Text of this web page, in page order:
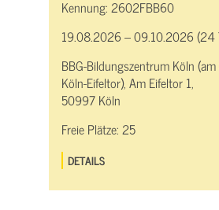
Kennung:2602FBB60
19.08.2026 – 09.10.2026 (24
BBG-Bildungszentrum Köln
Köln-Eifeltor), Am Eifeltor 1,
50997 Köln
Freie Plätze:25
DETAILS